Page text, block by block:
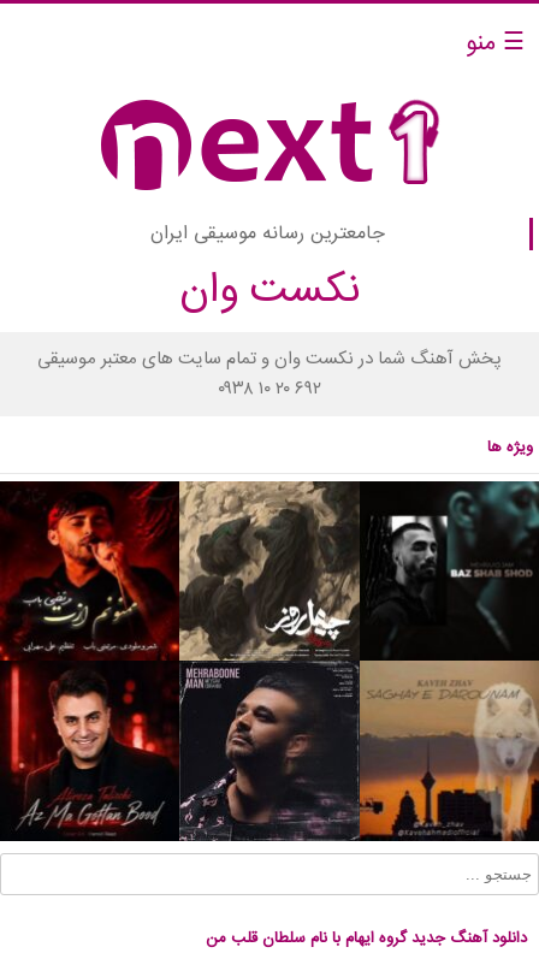
☰ منو
جامعترین رسانه موسیقی ایران
نکست وان
پخش آهنگ شما در نکست وان و تمام سایت های معتبر موسیقی
۰۹۳۸ ۱۰ ۲۰ ۶۹۲
ویژه ها
دانلود آهنگ جدید گروه ایهام با نام سلطان قلب من